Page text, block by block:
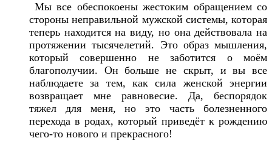
Мы все обеспокоены жестоким обращением со
стороны неправильной мужской системы, которая
теперь находится на виду, но она действовала на
протяжении тысячелетий. Это образ мышления,
который совершенно не заботится о моём
благополучии. Он больше не скрыт, и вы все
наблюдаете за тем, как сила женской энергии
возвращает мне равновесие. Да, беспорядок
тяжел для меня, но это часть болезненного
перехода в родах, который приведёт к рождению
чего-то нового и прекрасного!